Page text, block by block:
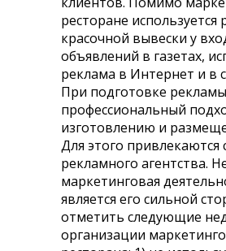
ресторане
красочной вывески у
объявлений в газетах,
реклама в Интернет и в
При подготовке рекламы
профессиональный
изготовлению и
Для этого привлекаются
рекламного агентства.
маркетинговая
является его сильной
отметить следующие
организации